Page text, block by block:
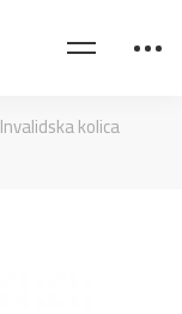
Invalidska kolica